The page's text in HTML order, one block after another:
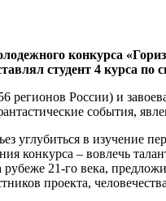
конкурса
студент 4 курса
России) и
события,
углубиться в
конкурса – вовлечь
рубеже 21-го века,
проекта,